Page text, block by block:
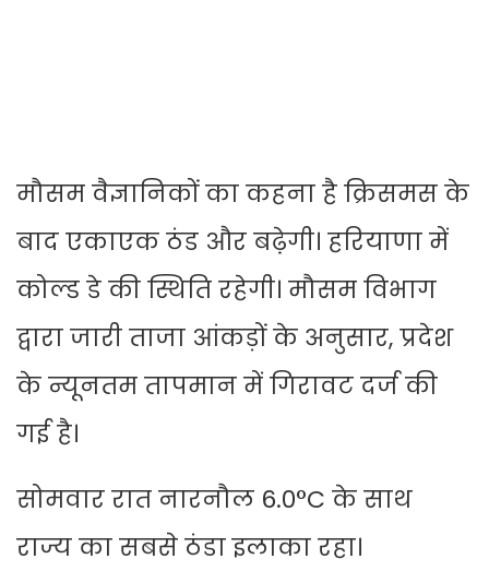
मौसम वैज्ञानिकों का कहना है क्रिसमस के
बाद एकाएक ठंड और बढ़ेगी। हरियाणा में
कोल्ड डे की स्थिति रहेगी। मौसम विभाग
द्वारा जारी ताजा आंकड़ों के अनुसार, प्रदेश
के न्यूनतम तापमान में गिरावट दर्ज की
गई है।
सोमवार रात नारनौल 6.0°C के साथ
राज्य का सबसे ठंडा इलाका रहा।